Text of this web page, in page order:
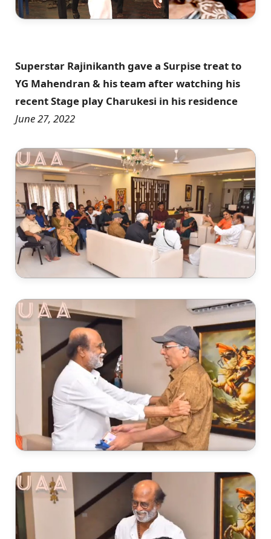
Superstar Rajinikanth gave a Surpise treat to
YG Mahendran & his team after watching his
recent Stage play Charukesi in his residence
June 27, 2022